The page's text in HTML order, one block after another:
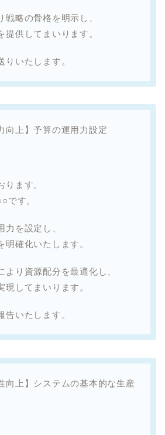
戦略の骨格を明示し、
提供してまいります。
りいたします。
向上】予算の運用力設定
ります。
です。
力を設定し、
明確化いたします。
より資源配分を最適化し、
現してまいります。
告いたします。
向上】システムの基本的な生産